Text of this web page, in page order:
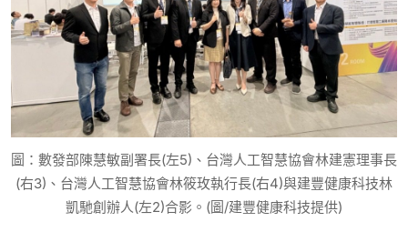
圖：數發部陳慧敏副署長(左5)、台灣人工智慧協會林建憲理事長
(右3)、台灣人工智慧協會林筱玫執行長(右4)與建豐健康科技林
凱馳創辦人(左2)合影。(圖/建豐健康科技提供)